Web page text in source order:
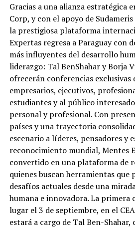
Gracias a una alianza estratégica
Corp, y con el apoyo de
la prestigiosa plataforma
Expertas regresa a Paraguay con
más influyentes del desarrollo
liderazgo: Tal BenShahar y Borja
ofrecerán conferencias exclusivas
empresarios, ejecutivos,
estudiantes y al público
personal y profesional. Con
países y una trayectoria
escenario a líderes, pensadores y
reconocimiento mundial, Mentes
convertido en una plataforma de
quienes buscan herramientas
desafíos actuales desde una
humana e innovadora. La primera
lugar el 3 de septiembre, en el
estará a cargo de Tal Ben-Shahar,